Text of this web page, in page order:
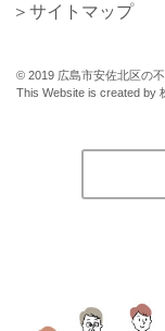
サイトマップ
© 2019 広島市安佐北区の
This Website is created by